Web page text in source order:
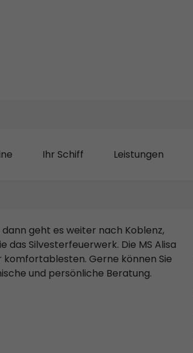
Ihr Schiff Leistungen
geht es weiter nach Koblenz,
das Silvesterfeuerwerk. Die MS Alisa
komfortablesten. Gerne können Sie
und persönliche Beratung.